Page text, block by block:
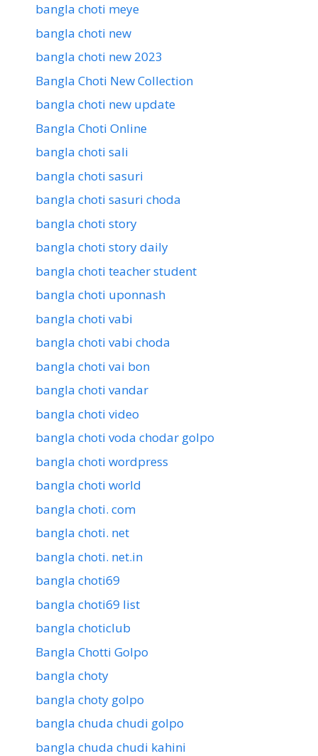
bangla choti meye
bangla choti new
bangla choti new 2023
Bangla Choti New Collection
bangla choti new update
Bangla Choti Online
bangla choti sali
bangla choti sasuri
bangla choti sasuri choda
bangla choti story
bangla choti story daily
bangla choti teacher student
bangla choti uponnash
bangla choti vabi
bangla choti vabi choda
bangla choti vai bon
bangla choti vandar
bangla choti video
bangla choti voda chodar golpo
bangla choti wordpress
bangla choti world
bangla choti. com
bangla choti. net
bangla choti. net.in
bangla choti69
bangla choti69 list
bangla choticlub
Bangla Chotti Golpo
bangla choty
bangla choty golpo
bangla chuda chudi golpo
bangla chuda chudi kahini